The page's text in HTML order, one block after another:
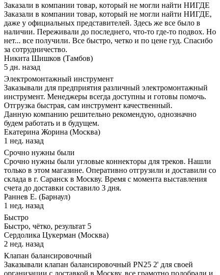
Заказали в компании товар, который не могли найти НИГДЕ
Заказали в компании товар, который не могли найти НИГДЕ,
даже у официальных представителей. Здесь же все было в
наличии. Переживали до последнего, что-то где-то подвох. Но
нет... все получили. Все быстро, четко и по цене гуд. Спасибо
за сотрудничество.
Никита Шишков (Тамбов)
5 дн. назад
Электромонтажный инструмент
Заказывали для предприятия различный электромонтажный
инструмент. Менеджеры всегда доступны и готовы помочь.
Отгрузка быстрая, сам инструмент качественный.
Данную компанию решительно рекомендую, однозначно
будем работать и в будущем.
Екатерина Жорина (Москва)
1 нед. назад
Срочно нужны были
Срочно нужны были угловые коннекторы для треков. Нашли
только в этом магазине. Оперативно отгрузили и доставили со
склада в г. Саранск в Москву. Время с момента выставления
счета до доставки составило 3 дня.
Раннев Е. (Барнаул)
1 нед. назад
Быстро
Быстро, чётко, результат 5
Сердолика Цукерман (Москва)
2 нед. назад
Клапан балансировочный
Заказывали клапан балансировочный PN25 2' для своей
организации с доставкой в Москву, все грамотно подобрали и